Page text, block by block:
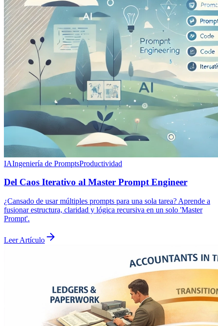
IAIngeniería de PromptsProductividad
Del Caos Iterativo al Master Prompt Engineer
¿Cansado de usar múltiples prompts para una sola tarea? Aprende a
fusionar estructura, claridad y lógica recursiva en un solo 'Master
Prompt'.
Leer Artículo